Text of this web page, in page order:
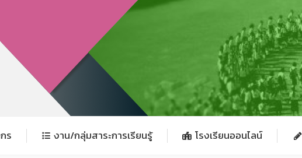
ร งาน/กลุ่มสาระการเรียนรู้ โรงเรียนออนไลน์
งาน/กลุ่มสาระการเรียนรู้ โรงเรียนออนไลน์